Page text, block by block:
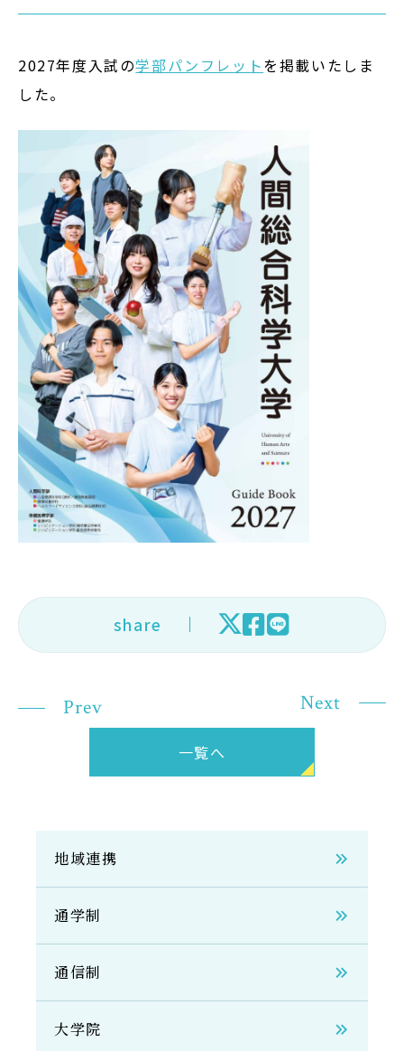
地域連携・研究
アクセス
通信制 大学院
受験生の方
在学生の方
卒業生の方
大学院生の方・修了生の方
企業・病院の方
お問い合わせ
サイトポリシー
サイトマップ
2027年度入試の学部パンフレットを掲載いたしま
した。
share
Prev
一覧へ
Next
地域連携
通学制
通信制
大学院